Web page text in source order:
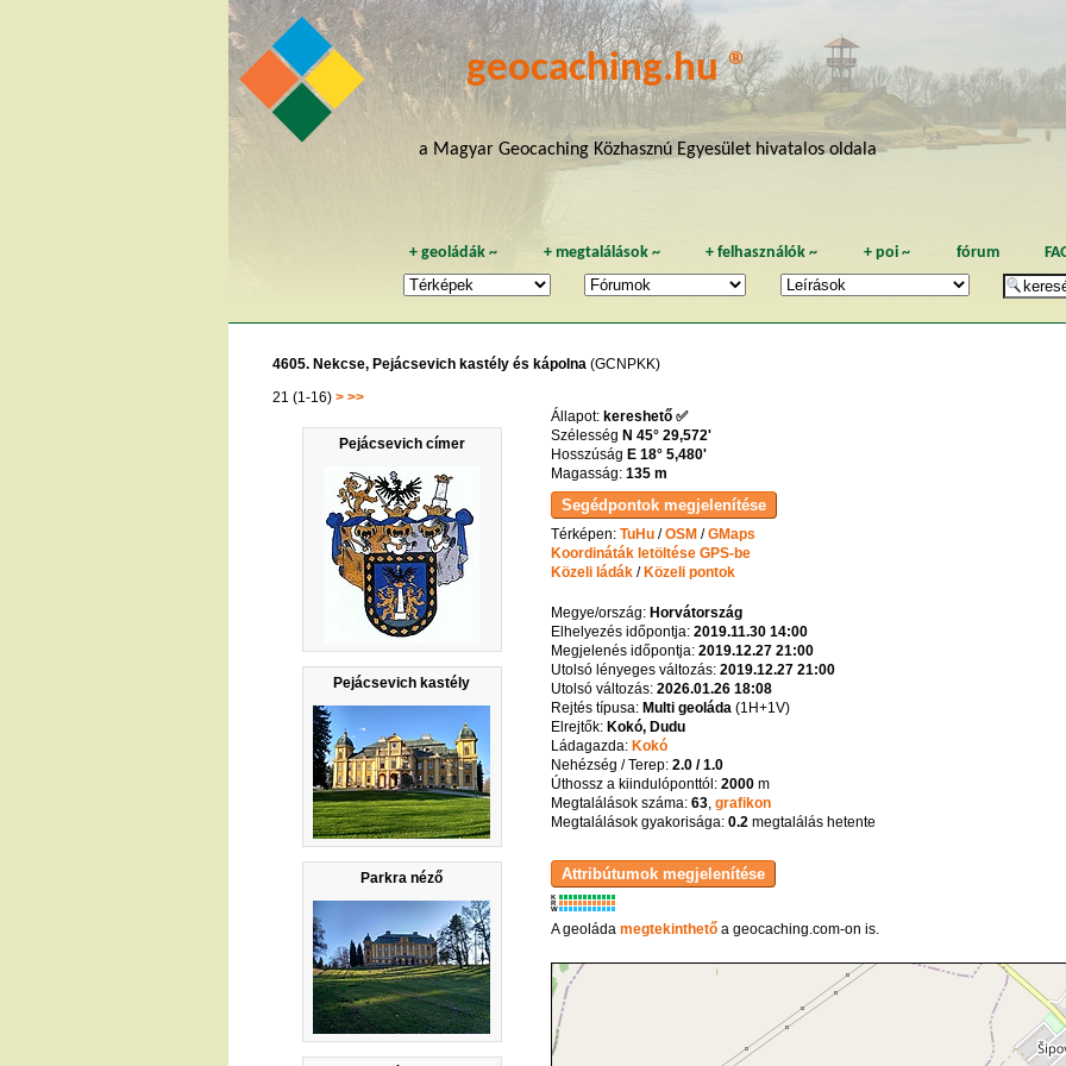
geocaching.hu ®
a Magyar Geocaching Közhasznú Egyesület hivatalos oldala
+geoládák ~ + megtalálások~ +felhasználók ~ + poi~ fórum
4605. Nekcse, Pejácsevich kastély és kápolna (GCNPKK)
21 (1-16) > >>
Pejácsevich címer
Pejácsevich kastély
Parkra néző
Állapot: kereshető ✅
Szélesség N 45° 29,572'
Hosszúság E 18° 5,480'
Magasság: 135 m
Térképen: TuHu/OSM /GMaps
Koordináták letöltése GPS-be
Közeli ládák/ Közeli pontok
Megye/ország: Horvátország
Elhelyezés időpontja: 2019.11.30 14:00
Megjelenés időpontja: 2019.12.27 21:00
Utolsó lényeges változás: 2019.12.27 21:00
Utolsó változás: 2026.01.26 18:08
Rejtés típusa: Multi geoláda(1H+1V)
Elrejtők: Kokó, Dudu
Ládagazda: Kokó
Nehézség / Terep: 2.0 / 1.0
Úthossz a kiindulóponttól: 2000m
Megtalálások száma: 63, grafikon
Megtalálások gyakorisága: 0.2megtalálás hetente
K
R
W
A geoláda megtekinthetőa geocaching.com-on is.